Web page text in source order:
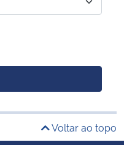
Voltar ao topo